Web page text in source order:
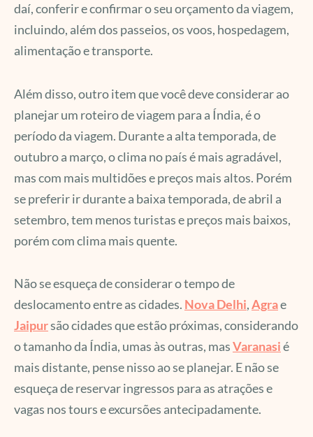
daí, conferir e confirmar o seu orçamento da viagem,
incluindo, além dos passeios, os voos, hospedagem,
alimentação e transporte.
Além disso, outro item que você deve considerar ao
planejar um roteiro de viagem para a Índia, é o
período da viagem. Durante a alta temporada, de
outubro a março, o clima no país é mais agradável,
mas com mais multidões e preços mais altos. Porém
se preferir ir durante a baixa temporada, de abril a
setembro, tem menos turistas e preços mais baixos,
porém com clima mais quente.
Não se esqueça de considerar o tempo de
deslocamento entre as cidades. Nova Delhi,Agrae
Jaipursão cidades que estão próximas, considerando
o tamanho da Índia, umas às outras, masVaranasié
mais distante, pense nisso ao se planejar. E não se
esqueça de reservar ingressos para as atrações e
vagas nos tours e excursões antecipadamente.